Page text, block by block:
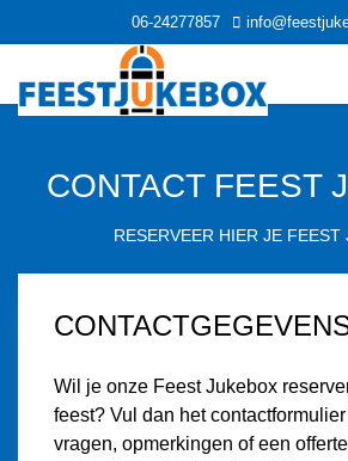
06-24277857
CONTACT FEEST
RESERVEER HIER JE FEEST
Wil je onze Feest Jukebox
feest? Vul dan het
vragen, opmerkingen of een